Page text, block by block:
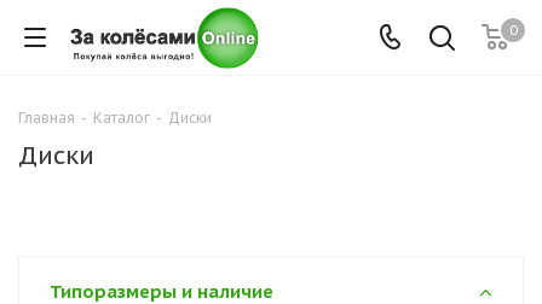
0
Главная - Каталог - Диски
Диски
Типоразмеры и наличие